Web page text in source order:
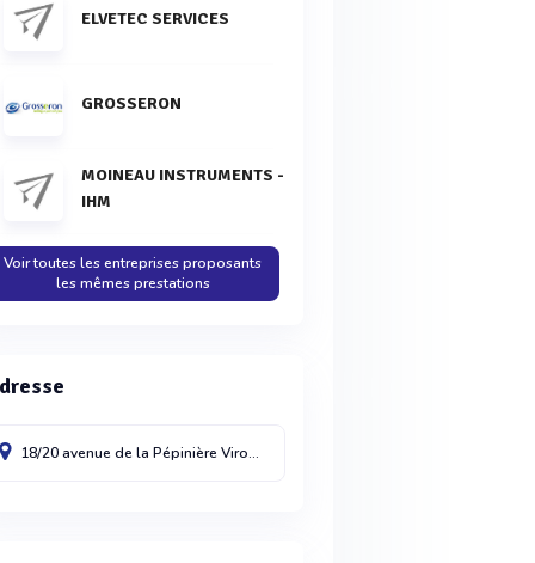
ELVETEC SERVICES
GROSSERON
MOINEAU INSTRUMENTS -
IHM
Voir toutes les entreprises proposants
les mêmes prestations
18/20 avenue de la PépinièreViroflay Cedex